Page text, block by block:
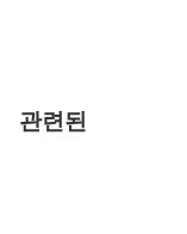
관련된